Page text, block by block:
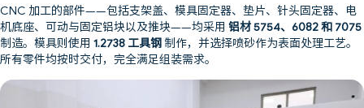
CNC 加工的部件——包括支架盖、模具固定器、垫片、针头固定器、电
机底座、可动与固定铝块以及推块——均采用 铝材 5754、6082 和 7075
制造。模具则使用 1.2738 工具钢 制作，并选择喷砂作为表面处理工艺。
所有零件均按时交付，完全满足组装需求。